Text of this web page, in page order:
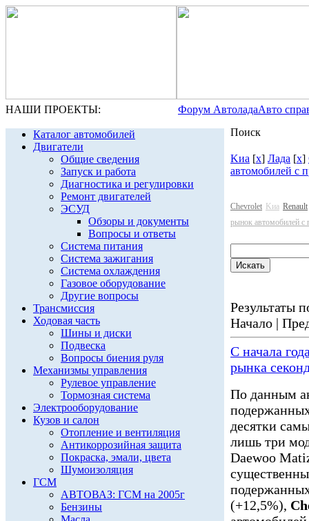
НАШИ ПРОЕКТЫ: Форум АвтоладаАвто
Каталог автомобилей
Двигатели
Общие сведения
Запуск и работа
Диагностика и регулировки
Ремонт двигателей
ЭСУД
Обзоры и документы
Вопросы и ответы
Система питания
Система зажигания
Система охлаждения
Газовое оборудование
Другие вопросы
Трансмиссия
Ходовая часть
Шины и диски
Подвеска
Вопросы биения руля
Механизмы управления
Рулевое управление
Тормозная система
Электрооборудование
Кузов и салон
Отопление и вентиляция
Антикоррозийная защита
Покраска, эмали, цвета
Шумоизоляция
ГСМ
АВТОВАЗ: ГСМ на 2005г
Бензины
Поиск
Kиа [x] Лада [x]
автомобилей с
Chevrolet Kиа Renault
рынок автомобилей с
Результаты
Начало |
С начала
рынка
По данным
десятки
лишь три
Daewoo
(+12,5%),